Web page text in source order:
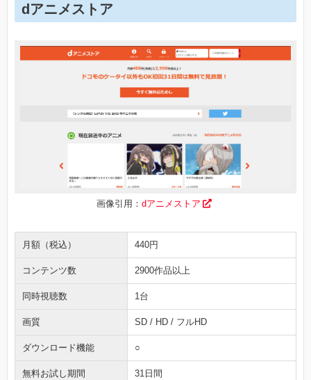
dアニメストア
画像引用： dアニメストア
月額（税込） 440円
コンテンツ数 2900作品以上
同時視聴数 1台
画質 SD / HD / フルHD
ダウンロード機能 ○
無料お試し期間 31日間